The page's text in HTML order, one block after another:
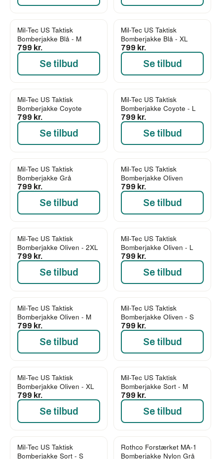
Mil-Tec US Taktisk
Bomberjakke Blå - M
799 kr.
Se tilbud
Mil-Tec US Taktisk
Bomberjakke Blå - XL
799 kr.
Se tilbud
Mil-Tec US Taktisk
Bomberjakke Coyote
799 kr.
Se tilbud
Mil-Tec US Taktisk
Bomberjakke Coyote - L
799 kr.
Se tilbud
Mil-Tec US Taktisk
Bomberjakke Grå
799 kr.
Se tilbud
Mil-Tec US Taktisk
Bomberjakke Oliven
799 kr.
Se tilbud
Mil-Tec US Taktisk
Bomberjakke Oliven - 2XL
799 kr.
Se tilbud
Mil-Tec US Taktisk
Bomberjakke Oliven - L
799 kr.
Se tilbud
Mil-Tec US Taktisk
Bomberjakke Oliven - M
799 kr.
Se tilbud
Mil-Tec US Taktisk
Bomberjakke Oliven - S
799 kr.
Se tilbud
Mil-Tec US Taktisk
Bomberjakke Oliven - XL
799 kr.
Se tilbud
Mil-Tec US Taktisk
Bomberjakke Sort - M
799 kr.
Se tilbud
Mil-Tec US Taktisk
Bomberjakke Sort - S
Rothco Forstærket MA-1
Bomberjakke Nylon Grå